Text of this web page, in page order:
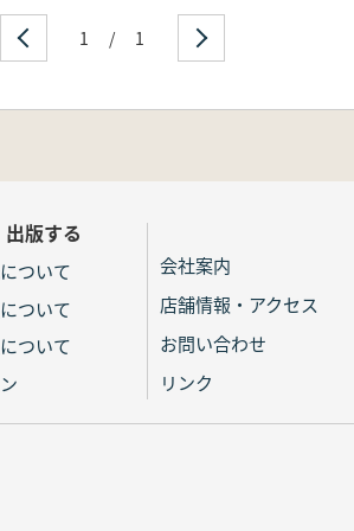
1 / 1
版する
ついて
ついて
ついて
会社案内
店舗情報・アクセス
お問い合わせ
リンク